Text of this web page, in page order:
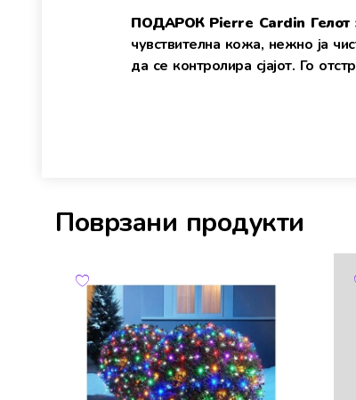
ПОДАРОК Pierre Cardin
чувствителна кожа, нежно ја
да се контролира сјајот. Го
Поврзани продукти